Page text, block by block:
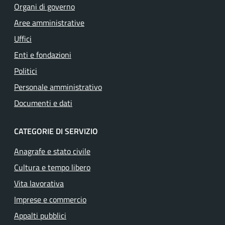
Organi di governo
Aree amministrative
Uffici
Enti e fondazioni
Politici
Personale amministrativo
Documenti e dati
CATEGORIE DI SERVIZIO
Anagrafe e stato civile
Cultura e tempo libero
Vita lavorativa
Imprese e commercio
Appalti pubblici